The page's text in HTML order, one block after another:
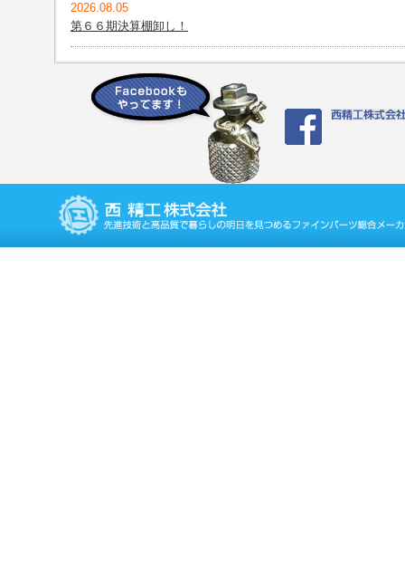
2026.08.05
第６６期決算棚卸し！